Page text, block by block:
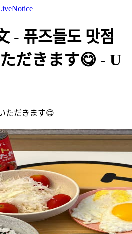
Notice
- 퓨즈들도 맛점
だきます😋 - U
ただきます😋